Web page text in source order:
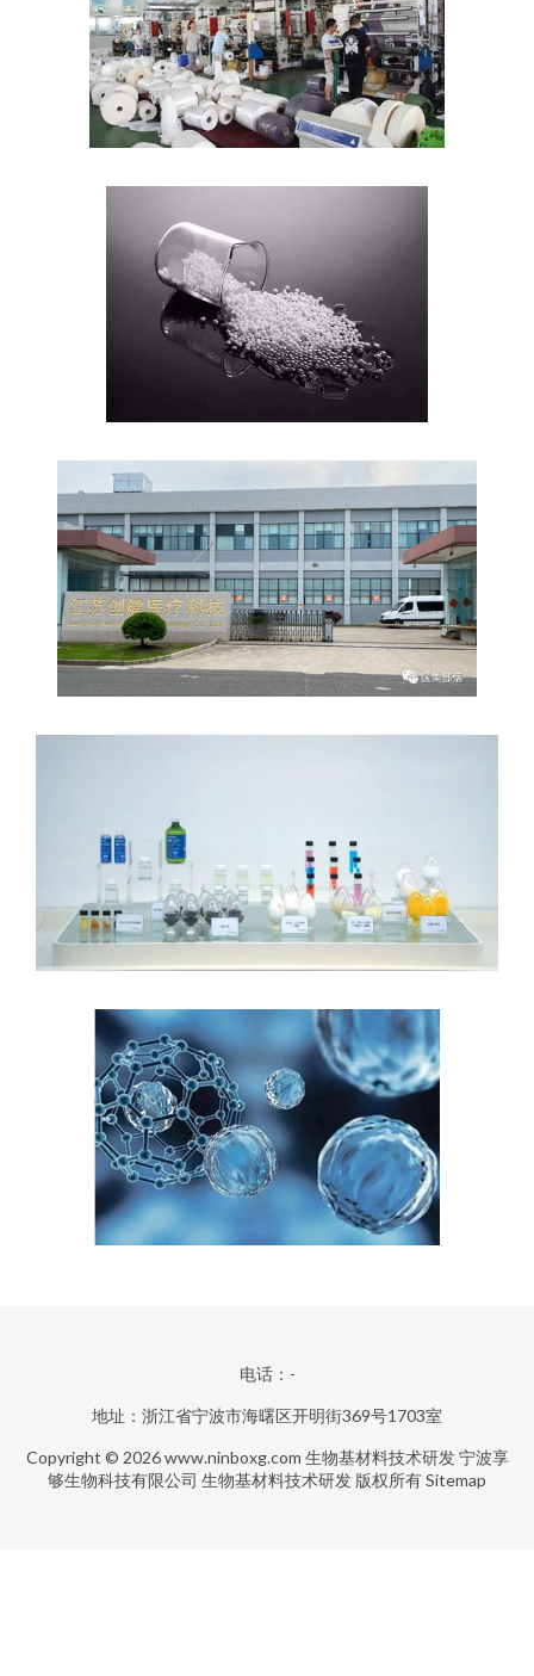
电话：-
地址：浙江省宁波市海曙区开明街369号1703室
Copyright © 2026www.ninboxg.com 生物基材料技术研发 宁波享
够生物科技有限公司 生物基材料技术研发 版权所有Sitemap